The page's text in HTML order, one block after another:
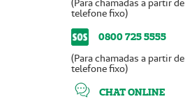
(Para chamadas a partir de
telefone fixo)
0800 725 5555
(Para chamadas a partir de
telefone fixo)
CHAT ONLINE